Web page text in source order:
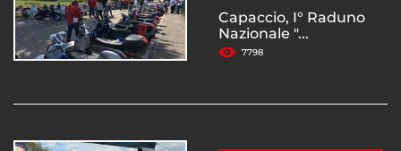
Capaccio, I° Raduno
Nazionale "...
7798